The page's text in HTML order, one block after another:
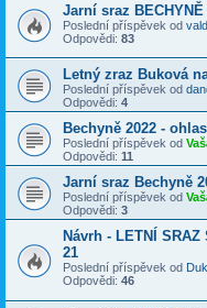
Jarní sraz
Poslední příspěvek od
Odpovědi: 83
Letný zraz Buková
Poslední příspěvek od
Odpovědi: 4
Bechyně 2022 -
Poslední příspěvek od
Odpovědi: 11
Jarní sraz Bechyně
Poslední příspěvek od
Odpovědi: 3
Návrh - LETNÍ
21
Poslední příspěvek od
Odpovědi: 46